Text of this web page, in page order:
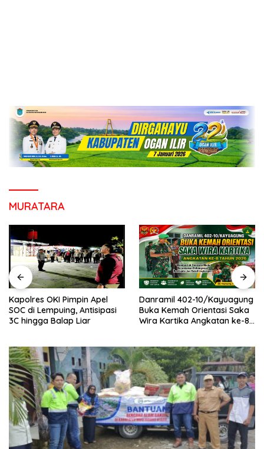
MURATARA
Kapolres OKI Pimpin Apel
SOC di Lempuing, Antisipasi
3C hingga Balap Liar
Danramil 402-10/Kayuagung
Buka Kemah Orientasi Saka
Wira Kartika Angkatan ke-8